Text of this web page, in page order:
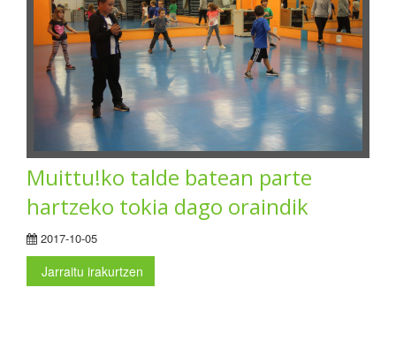
Muittu!ko talde batean parte
hartzeko tokia dago oraindik
2017-10-05
Jarraitu irakurtzen